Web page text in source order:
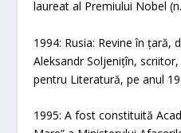
laureat al Premiului Nobel
1994: Rusia: Revine în țară,
Aleksandr Soljenițîn,
pentru Literatură, pe anul
1995: A fost constituită